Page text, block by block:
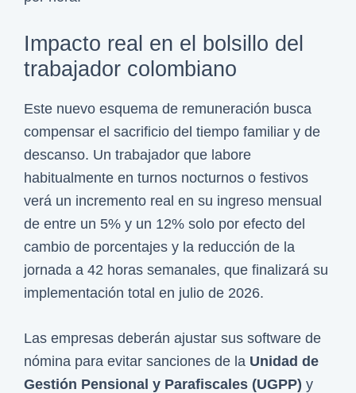
Impacto real en el bolsillo del
trabajador colombiano
Este nuevo esquema de remuneración busca
compensar el sacrificio del tiempo familiar y de
descanso. Un trabajador que labore
habitualmente en turnos nocturnos o festivos
verá un incremento real en su ingreso mensual
de entre un 5% y un 12% solo por efecto del
cambio de porcentajes y la reducción de la
jornada a 42 horas semanales, que finalizará su
implementación total en julio de 2026.
Las empresas deberán ajustar sus software de
nómina para evitar sanciones de la Unidad de
Gestión Pensional y Parafiscales (UGPP) y